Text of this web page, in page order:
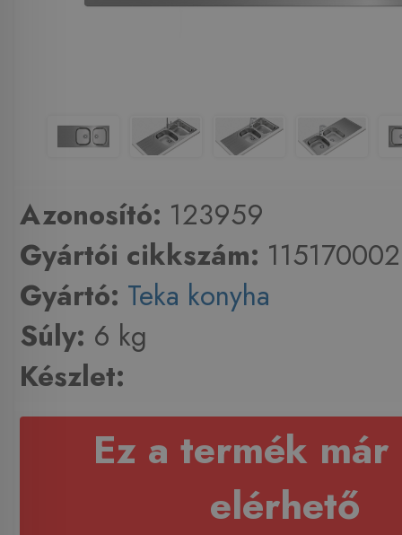
Azonosító: 123959
Gyártói cikkszám: 115170002
Gyártó: Teka konyha
Súly: 6 kg
Készlet:
Ez a termék már
elérhető